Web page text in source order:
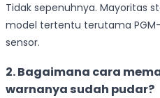
Tidak sepenuhnya. Mayoritas
model tertentu terutama
sensor.
2. Bagaimana cara
warnanya sudah pudar?